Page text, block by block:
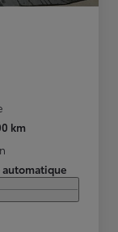
km
automatique